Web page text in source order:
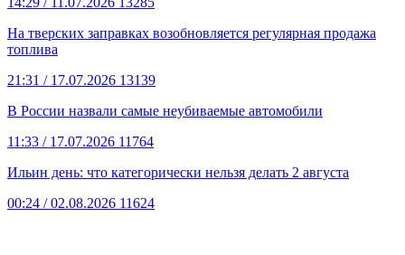
На тверских заправках возобновляется регулярная продажа
топлива
21:31 / 17.07.2026 13139
В России назвали самые неубиваемые автомобили
11:33 / 17.07.2026 11764
Ильин день: что категорически нельзя делать 2 августа
00:24 / 02.08.2026 11624